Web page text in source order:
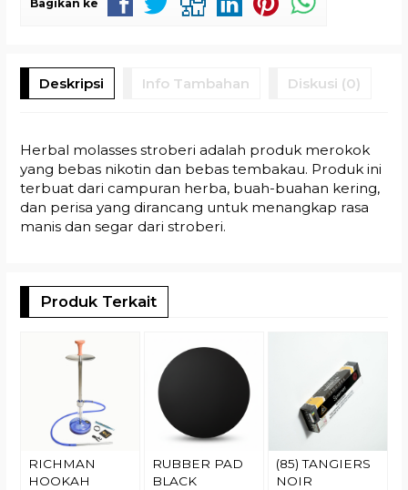
Bagikan ke
Deskripsi Info Tambahan Diskusi (0)
Herbal molasses stroberi adalah produk merokok
yang bebas nikotin dan bebas tembakau. Produk ini
terbuat dari campuran herba, buah-buahan kering,
dan perisa yang dirancang untuk menangkap rasa
manis dan segar dari stroberi.
Produk Terkait
RICHMAN
HOOKAH
RUBBER PAD
BLACK
(85) TANGIERS
NOIR